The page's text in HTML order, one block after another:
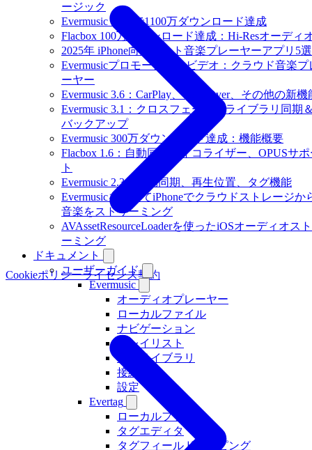
ージック
Evermusic 世界で1100万ダウンロード達成
Flacbox 100万ダウンロード達成：Hi-Resオーディ
2025年 iPhone向けベスト音楽プレーヤーアプリ5選
Evermusicプロモーションビデオ：クラウド音楽プ
ーヤー
Evermusic 3.6：CarPlay、VoiceOver、その他の新機
Evermusic 3.1：クロスフェード、ライブラリ同期
バックアップ
Evermusic 300万ダウンロード達成：機能概要
Flacbox 1.6：自動同期、イコライザー、OPUSサ
ト
Evermusic 2.3：自動同期、再生位置、タグ機能
Evermusicを使ってiPhoneでクラウドストレージか
音楽をストリーミング
AVAssetResourceLoaderを使ったiOSオーディオス
ーミング
ドキュメント
ユーザーガイド
Evermusic
オーディオプレーヤー
ローカルファイル
ナビゲーション
プレイリスト
音楽ライブラリ
接続
設定
Evertag
ローカルファイル
タグエディタ
タグフィールドマッピング
Cookieポリシーライセンス契約